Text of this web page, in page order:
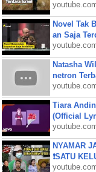
Novel Tak
an Saja
Natasha
netron
Tiara
(Official
NYAMAR
❗SATU